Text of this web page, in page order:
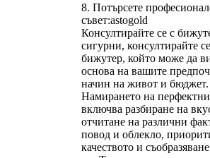
Потърсете
съвет:astogold
Консултирайте се с
сигурни, консултирайте
бижутер, който може да
основа на вашите
начин на живот и бюджет.
Намирането на
включва разбиране на
отчитане на различни
повод и облекло,
качеството и